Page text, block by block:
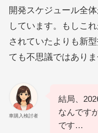
開発スケジュール全
しています。もしこ
されていたよりも新
ても不思議ではありま
車購入検討者
結局、
なんです
です…